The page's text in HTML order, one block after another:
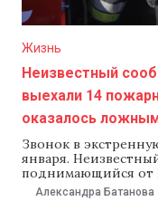
Жизнь
Неизвестный
выехали 14
оказалось
Звонок в
января.
поднимающийся от
больницы. После
пожарные не
Александра Батанова